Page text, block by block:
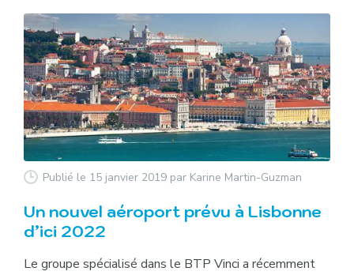
Publié le 15 janvier 2019 par Karine Martin-Guzman
Un nouvel aéroport prévu à Lisbonne
d’ici 2022
Le groupe spécialisé dans le BTP Vinci a récemment